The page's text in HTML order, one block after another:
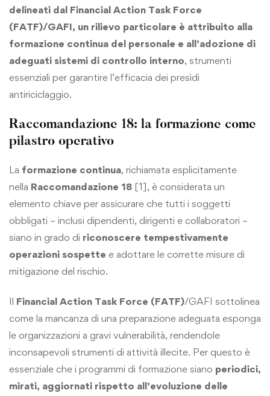
delineati dal Financial Action Task Force
(FATF)/GAFI, un rilievo particolare è attribuito alla
formazione continua del personale e all’adozione di
adeguati sistemi di controllo interno, strumenti
essenziali per garantire l’efficacia dei presìdi
antiriciclaggio.
Raccomandazione 18: la formazione come
pilastro operativo
La formazione continua, richiamata esplicitamente
nella Raccomandazione 18 [1], è considerata un
elemento chiave per assicurare che tutti i soggetti
obbligati – inclusi dipendenti, dirigenti e collaboratori –
siano in grado di riconoscere tempestivamente
operazioni sospette e adottare le corrette misure di
mitigazione del rischio.
Il Financial Action Task Force (FATF)/GAFI sottolinea
come la mancanza di una preparazione adeguata esponga
le organizzazioni a gravi vulnerabilità, rendendole
inconsapevoli strumenti di attività illecite. Per questo è
essenziale che i programmi di formazione siano periodici,
mirati, aggiornati rispetto all’evoluzione delle